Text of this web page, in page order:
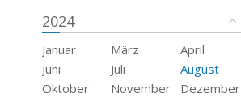
2024
Januar März
April
Juni
Juli
August
Oktober
November Dezember